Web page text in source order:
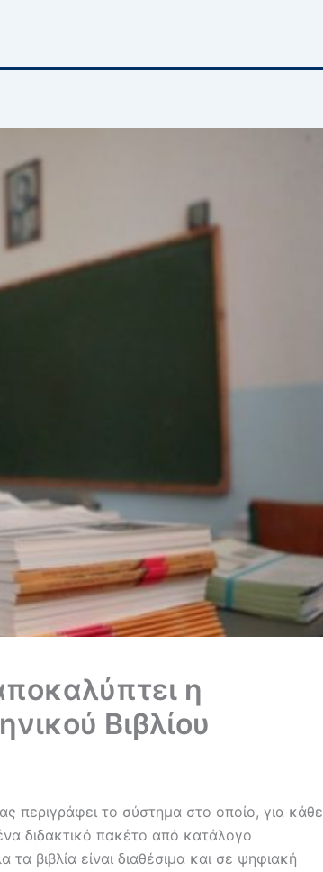
η
Βιβλίου
περιγράφει το σύστημα στο οποίο, για κάθε
διδακτικό πακέτο από κατάλογο
βιβλία είναι διαθέσιμα και σε ψηφιακή